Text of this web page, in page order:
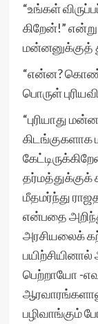
“உங்கள்
கிறேன்!”
மன்னனுக்குத்
“என்ன?
பொருள்
“புரியாது
தர்மத்துக்குக்
மீதமர்ந்து
என்பதை
அரசியலைக்
பெற்றாயோ -
பழிவாங்கும்